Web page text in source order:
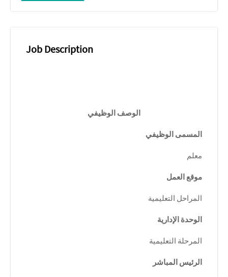
Job Description
الوصف الوظيفي
المسمى الوظيفي
معلم
موقع العمل
المراحل التعليمية
الوحدة الإدارية
المرحلة التعليمية
الرئيس المباشر